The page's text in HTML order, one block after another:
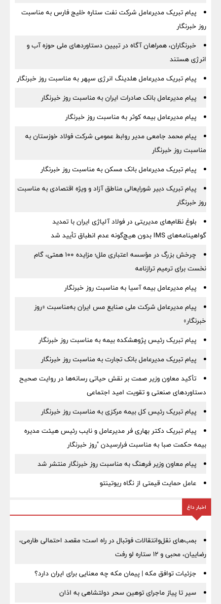
پیام تبریک مدیرعامل شرکت نفت ستاره خلیج فارس به مناسبت
روز خبرنگار
خبرنگاران، همراهان آگاه در تبیین دستاوردهای ملی حوزه آب و
انرژی هستند
پیام تبریک مدیرعامل هلدینگ انرژی سپهر به مناسبت روز خبرنگار
پیام مدیرعامل بانک صادرات ایران به مناسبت روز خبرنگار
پیام مدیرعامل بیمه کوثر به مناسبت روز خبرنگار
پیام محمد جامعی مدیر روابط عمومی شرکت فولاد خوزستان به
مناسبت روز خبرنگار
پیام تبریک مدیرعامل بانک مسکن به مناسبت روز خبرنگار
پیام تبریک دبیر شورایعالی مناطق آزاد و ویژه اقتصادی به مناسبت
روز خبرنگار
بلوغ نظام‌های مدیریتی در فولاد آلیاژی ایران با تمدید
گواهینامه‌های IMS بدون هیچ‌گونه عدم انطباق تأیید شد
چرخش بزرگ در مؤسسه اعتباری ملل؛ مزایده ۱۰۰ همتی، گام
نخست برای ترمیم ترازنامه
پیام مدیرعامل بیمه آسیا به مناسبت روز خبرنگار
پیام مدیرعامل شرکت ملی صنایع مس ایران به‌مناسبت «روز
خبرنگار»
پیام تبریک رئیس پژوهشکده بیمه به مناسبت روز خبرنگار
پیام تبریک مدیرعامل بانک تجارت به مناسبت روز خبرنگار
تأکید معاون وزیر صمت بر نقش حیاتی رسانه‌ها در روایت صحیح
دستاوردهای صنعتی و تقویت امید اجتماعی
پیام تبریک رئیس کل بیمه مرکزی به مناسبت روز خبرنگار
پیام تبریک دکتر بهاری فر مدیرعامل و نایب رئیس هیئت مدیره
بیمه حکمت صبا به مناسبت فرارسیدن "روز خبرنگار
پیام معاون وزیر فرهنگ به مناسبت روز خبرنگار منتشر شد
عامل حمایت قیمتی از نگاه ریوتینتو
اخبار داغ
بمب‌های نقل‌وانتقالات فوتبال در راه است؛ مقصد احتمالی طارمی،
رضاییان، محبی و ۱۲ ستاره لو رفت
جزئیات توافق مکه | پیمان مکه چه معنایی برای ایران دارد؟
سیر تا پیاز ماجرای توهین سحر دولتشاهی به اذان